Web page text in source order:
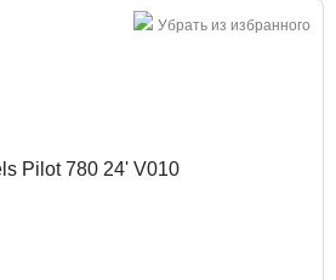
Убрать из избранного